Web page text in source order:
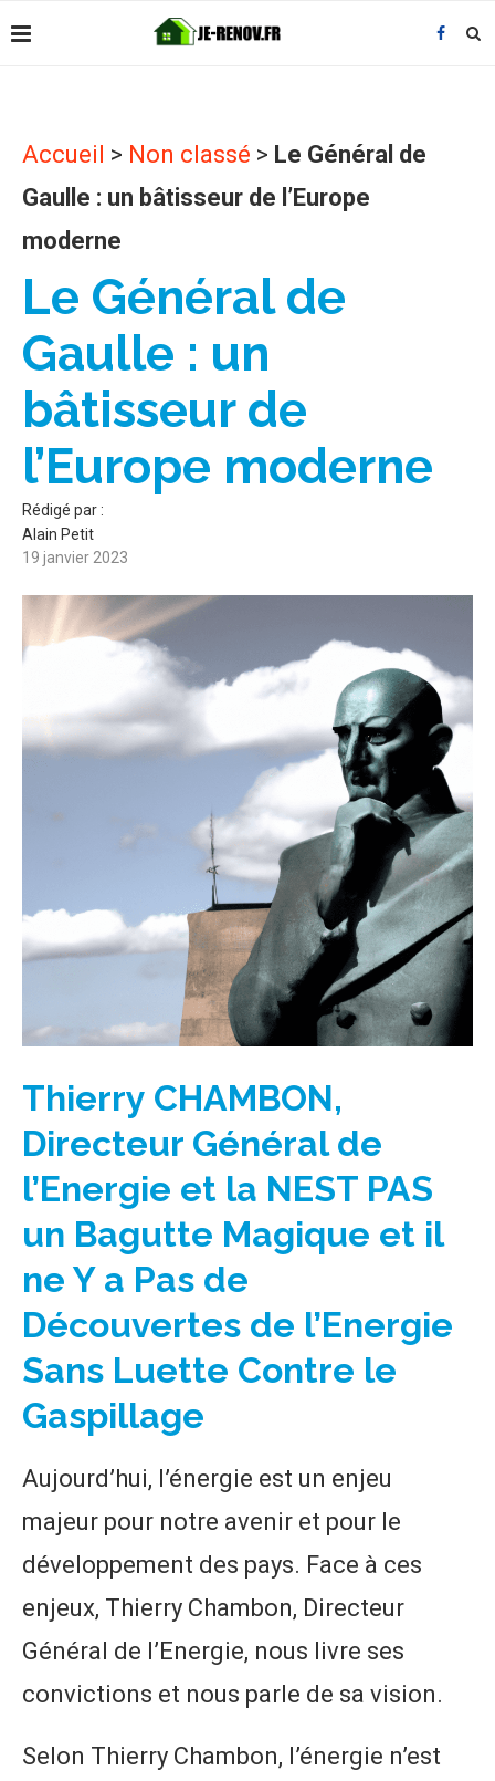
Accueil > Non classé > Le Général de
Gaulle : un bâtisseur de l’Europe
moderne
Le Général de
Gaulle : un
bâtisseur de
l’Europe moderne
Rédigé par :
Alain Petit
19 janvier 2023
Thierry CHAMBON,
Directeur Général de
l’Energie et la NEST PAS
un Bagutte Magique et il
ne Y a Pas de
Découvertes de l’Energie
Sans Luette Contre le
Gaspillage
Aujourd’hui, l’énergie est un enjeu
majeur pour notre avenir et pour le
développement des pays. Face à ces
enjeux, Thierry Chambon, Directeur
Général de l’Energie, nous livre ses
convictions et nous parle de sa vision.
Selon Thierry Chambon, l’énergie n’est